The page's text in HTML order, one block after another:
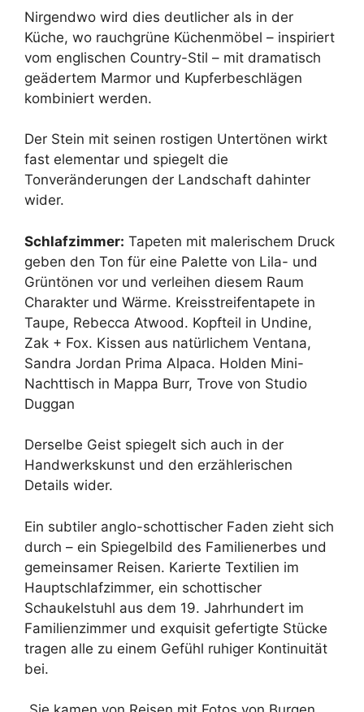
Nirgendwo wird dies deutlicher als in der
Küche, wo rauchgrüne Küchenmöbel – inspiriert
vom englischen Country-Stil – mit dramatisch
geädertem Marmor und Kupferbeschlägen
kombiniert werden.
Der Stein mit seinen rostigen Untertönen wirkt
fast elementar und spiegelt die
Tonveränderungen der Landschaft dahinter
wider.
Schlafzimmer: Tapeten mit malerischem Druck
geben den Ton für eine Palette von Lila- und
Grüntönen vor und verleihen diesem Raum
Charakter und Wärme. Kreisstreifentapete in
Taupe, Rebecca Atwood. Kopfteil in Undine,
Zak + Fox. Kissen aus natürlichem Ventana,
Sandra Jordan Prima Alpaca. Holden Mini-
Nachttisch in Mappa Burr, Trove von Studio
Duggan
Derselbe Geist spiegelt sich auch in der
Handwerkskunst und den erzählerischen
Details wider.
Ein subtiler anglo-schottischer Faden zieht sich
durch – ein Spiegelbild des Familienerbes und
gemeinsamer Reisen. Karierte Textilien im
Hauptschlafzimmer, ein schottischer
Schaukelstuhl aus dem 19. Jahrhundert im
Familienzimmer und exquisit gefertigte Stücke
tragen alle zu einem Gefühl ruhiger Kontinuität
bei.